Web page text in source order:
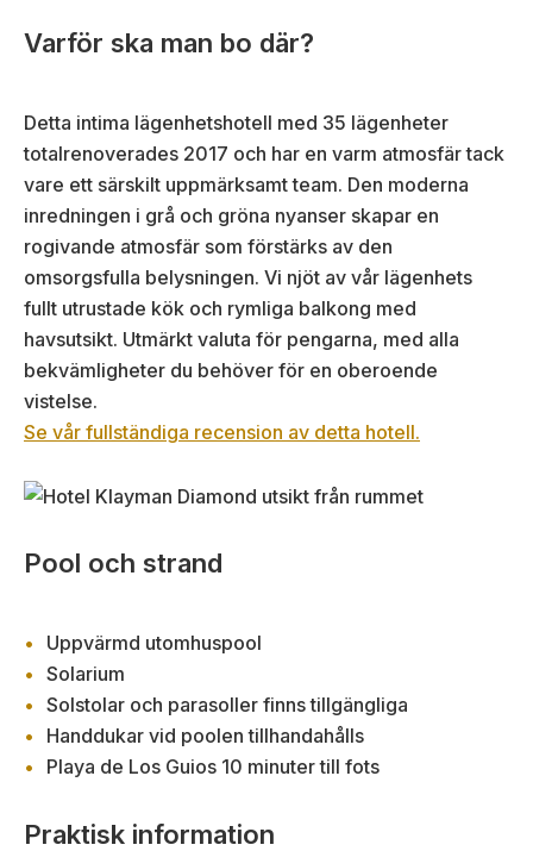
Varför ska man bo där?
Detta intima lägenhetshotell med 35 lägenheter
totalrenoverades 2017 och har en varm atmosfär tack
vare ett särskilt uppmärksamt team. Den moderna
inredningen i grå och gröna nyanser skapar en
rogivande atmosfär som förstärks av den
omsorgsfulla belysningen. Vi njöt av vår lägenhets
fullt utrustade kök och rymliga balkong med
havsutsikt. Utmärkt valuta för pengarna, med alla
bekvämligheter du behöver för en oberoende
vistelse.
Se vår fullständiga recension av detta hotell.
Pool och strand
Uppvärmd utomhuspool
Solarium
Solstolar och parasoller finns tillgängliga
Handdukar vid poolen tillhandahålls
Playa de Los Guios 10 minuter till fots
Praktisk information